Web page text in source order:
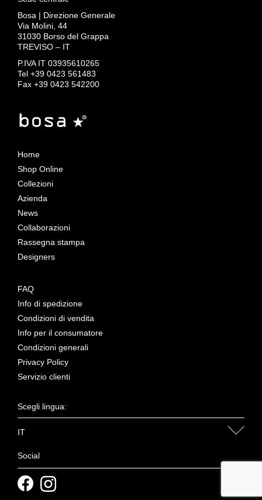
Bosa | Direzione Generale
Via Molini, 44
31030 Borso del Grappa
TREVISO – IT
P.IVA IT 03935610265
Tel +39 0423 561483
Fax +39 0423 542200
Home
Shop Online
Collezioni
Azienda
News
Collaborazioni
Rassegna stampa
Designers
FAQ
Info di spedizione
Condizioni di vendita
Info per il consumatore
Condizioni generali
Privacy Policy
Servizio clienti
Scegli lingua:
IT
Social